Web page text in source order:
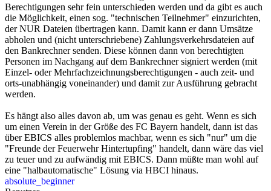
Berechtigungen sehr fein unterschieden werden und da gibt es auch
die Möglichkeit, einen sog. "technischen Teilnehmer" einzurichten,
der NUR Dateien übertragen kann. Damit kann er dann Umsätze
abholen und (nicht unterschriebene) Zahlungsverkehrsdateien auf
den Bankrechner senden. Diese können dann von berechtigten
Personen im Nachgang auf dem Bankrechner signiert werden (mit
Einzel- oder Mehrfachzeichnungsberechtigungen - auch zeit- und
orts-unabhängig voneinander) und damit zur Ausführung gebracht
werden.
Es hängt also alles davon ab, um was genau es geht. Wenn es sich
um einen Verein in der Größe des FC Bayern handelt, dann ist das
über EBICS alles problemlos machbar, wenn es sich "nur" um die
"Freunde der Feuerwehr Hintertupfing" handelt, dann wäre das viel
zu teuer und zu aufwändig mit EBICS. Dann müßte man wohl auf
eine "halbautomatische" Lösung via HBCI hinaus.
absolute_beginner